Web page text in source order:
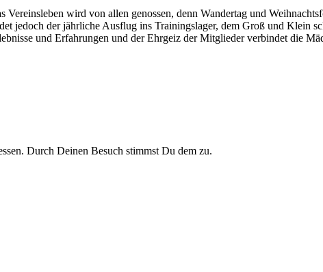
Vereinsleben wird von allen genossen, denn Wandertag und
jedoch der jährliche Ausflug ins Trainingslager, dem Groß und Klein
und Erfahrungen und der Ehrgeiz der Mitglieder verbindet die
Durch Deinen Besuch stimmst Du dem zu.